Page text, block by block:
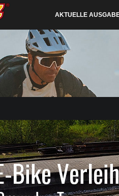
AKTUELLE